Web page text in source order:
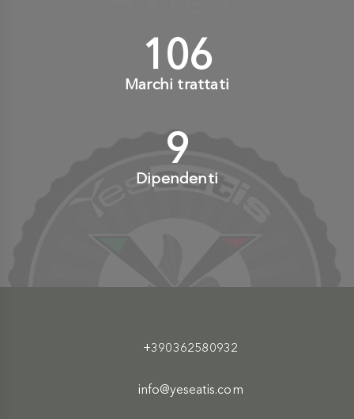
110+
Marchi trattati
10+
Dipendenti
+390362580932
info@yeseatis.com